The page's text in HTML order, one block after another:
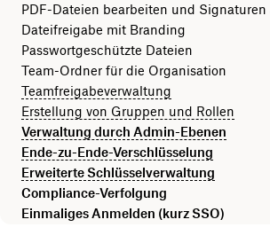
PDF-Dateien bearbeiten und Signaturen
Dateifreigabe mit Branding
Passwortgeschützte Dateien
Team-Ordner für die Organisation
Teamfreigabeverwaltung
Erstellung von Gruppen und Rollen
Verwaltung durch Admin-Ebenen
Ende-zu-Ende-Verschlüsselung
Erweiterte Schlüsselverwaltung
Compliance-Verfolgung
Einmaliges Anmelden (kurz SSO)